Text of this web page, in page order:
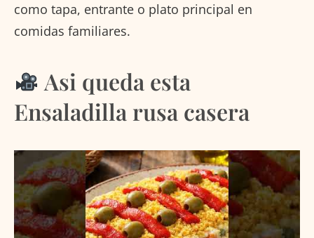
como tapa, entrante o plato principal en
comidas familiares.
Asi queda esta
Ensaladilla rusa casera